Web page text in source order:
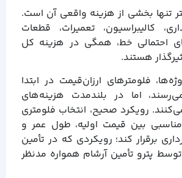
تنها بخشی از هزینه واقعی آن است.
کالیبراسیون، تعمیرات، قطعات
احتمالی خط، همگی در هزینه کل
فلومترهای ارزان‌قیمت در ابتدا
اما در بلندمدت هزینه‌های
رویکرد صحیح، انتخاب فلومتری
بین قیمت اولیه، طول عمر و
برقرار کند؛ رویکردی که در تأمین
پترو تأمین آرشام همواره مدنظر